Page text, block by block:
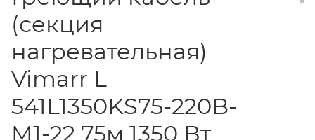
(секция
нагревательная)
Vimarr L
541L1350KS75-220B-
M1-22 75м 1350 Вт